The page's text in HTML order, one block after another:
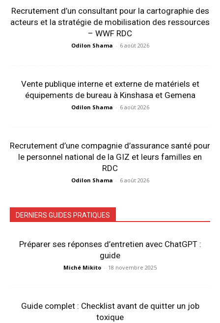
Recrutement d’un consultant pour la cartographie des
acteurs et la stratégie de mobilisation des ressources
– WWF RDC
Odilon Shama - 6 août 2026
Vente publique interne et externe de matériels et
équipements de bureau à Kinshasa et Gemena
Odilon Shama - 6 août 2026
Recrutement d’une compagnie d’assurance santé pour
le personnel national de la GIZ et leurs familles en
RDC
Odilon Shama - 6 août 2026
DERNIERS GUIDES PRATIQUES
Préparer ses réponses d’entretien avec ChatGPT :
guide
Miché Mikito - 18 novembre 2025
Guide complet : Checklist avant de quitter un job
toxique